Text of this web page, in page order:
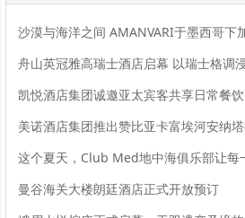
沙漠与海洋之间 AMANVARI于墨西哥下
舟山英冠雅高瑞士酒店启幕 以瑞士格调
凯悦酒店集团诚邀亚太宾客共享日常餐
美诺酒店集团推出赞比亚卡富埃河安纳
曼谷海关大楼朗廷酒店正式开放预订